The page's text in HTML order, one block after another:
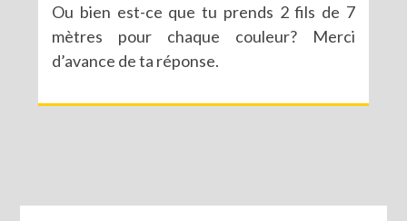
Ou bien est-ce que tu prends 2 fils de 7
mètres pour chaque couleur? Merci
d’avance de ta réponse.